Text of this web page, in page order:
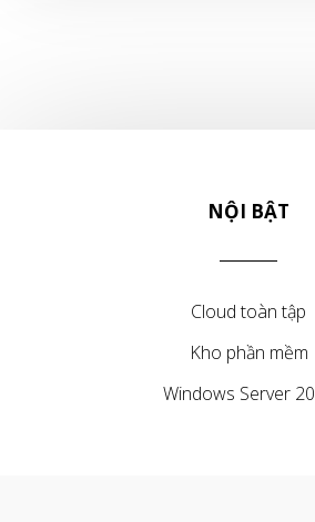
NỘI BẬT
Cloud toàn tập
Kho phần mềm
Windows Server